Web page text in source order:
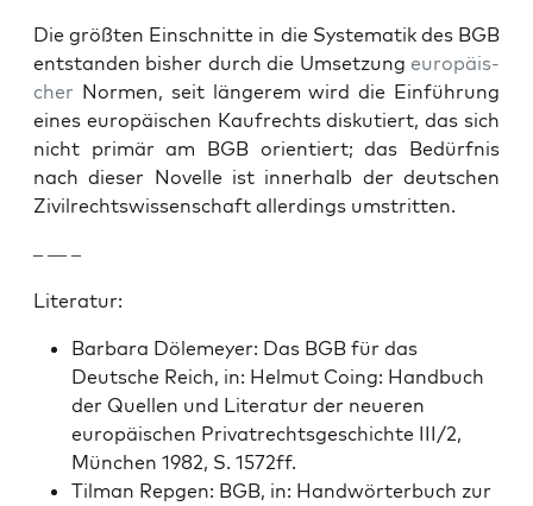
Die größten Ein­schnitte in die Sys­tem­atik des BGB
ent­standen bish­er durch die Umset­zung europäis­
ch­er Nor­men, seit län­gerem wird die Ein­führung
eines europäis­chen Kaufrechts disku­tiert, das sich
nicht primär am BGB ori­en­tiert; das Bedürf­nis
nach dieser Nov­el­le ist inner­halb der deutschen
Zivil­rechtswis­senschaft allerd­ings umstrit­ten.
– — –
Lit­er­atur:
Bar­bara Döle­mey­er: Das BGB für das
Deutsche Reich, in: Hel­mut Coing: Hand­buch
der Quellen und Lit­er­atur der neueren
europäis­chen Pri­va­trechts­geschichte III/2,
München 1982, S. 1572ff.
Tilman Rep­gen: BGB, in: Hand­wörter­buch zur